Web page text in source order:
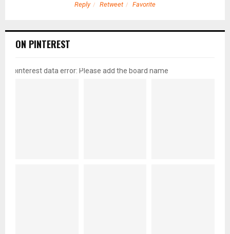
Reply Retweet Favorite
ON PINTEREST
pinterest data error: Please add the board name